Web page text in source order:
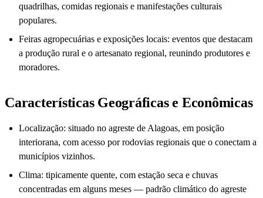
quadrilhas, comidas regionais e manifestações culturais
populares.
Feiras agropecuárias e exposições locais: eventos que destacam
a produção rural e o artesanato regional, reunindo produtores e
moradores.
Características Geográficas e Econômicas
Localização: situado no agreste de Alagoas, em posição
interiorana, com acesso por rodovias regionais que o conectam a
municípios vizinhos.
Clima: tipicamente quente, com estação seca e chuvas
concentradas em alguns meses — padrão climático do agreste